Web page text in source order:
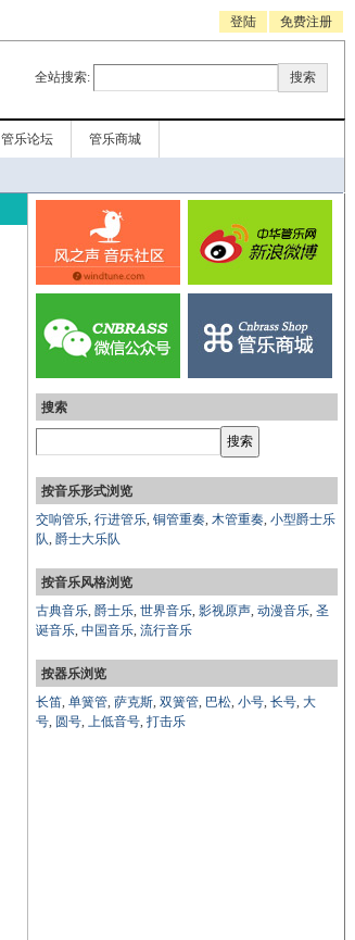
登陆 免费注册
全站搜索:
管乐论坛 管乐商城
搜索
按音乐形式浏览
交响管乐, 行进管乐, 铜管重奏, 木管重奏, 小型爵士乐
队, 爵士大乐队
按音乐风格浏览
古典音乐, 爵士乐, 世界音乐, 影视原声, 动漫音乐, 圣
诞音乐, 中国音乐, 流行音乐
按器乐浏览
长笛, 单簧管, 萨克斯, 双簧管, 巴松, 小号, 长号, 大
号, 圆号, 上低音号, 打击乐